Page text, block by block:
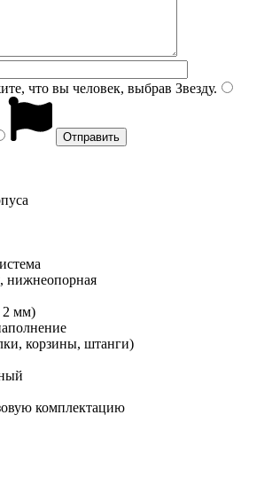
что вы человек, выбрав Звезду.
нижнеопорная
мм)
корзины, штанги)
комплектацию